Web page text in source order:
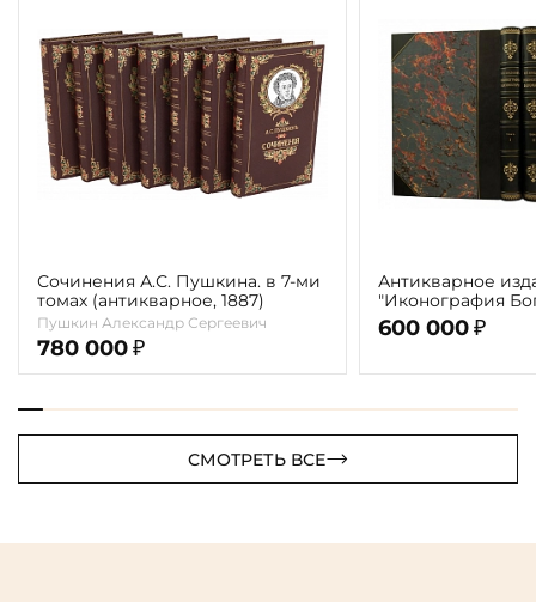
Сочинения А.С. Пушкина. в 7-ми
томах (антикварное, 1887)
Пушкин Александр Сергеевич
780 000 ₽
Антикварное
"Иконография
г. (в 2-х томах с
автора)
600 000 ₽
СМОТРЕТЬ ВСЕ